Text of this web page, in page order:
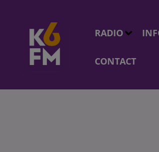
RADIO
CONTACT